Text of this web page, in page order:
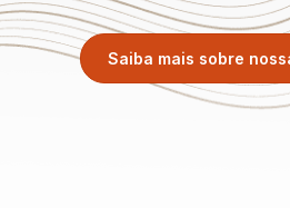
Saiba mais sobre